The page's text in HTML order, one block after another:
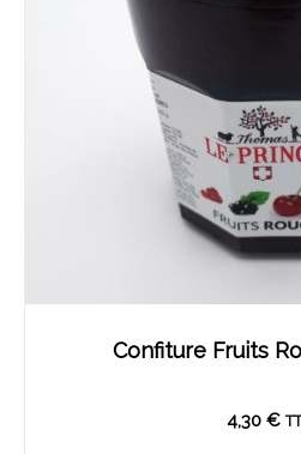
Confiture Fruits
4,30 €